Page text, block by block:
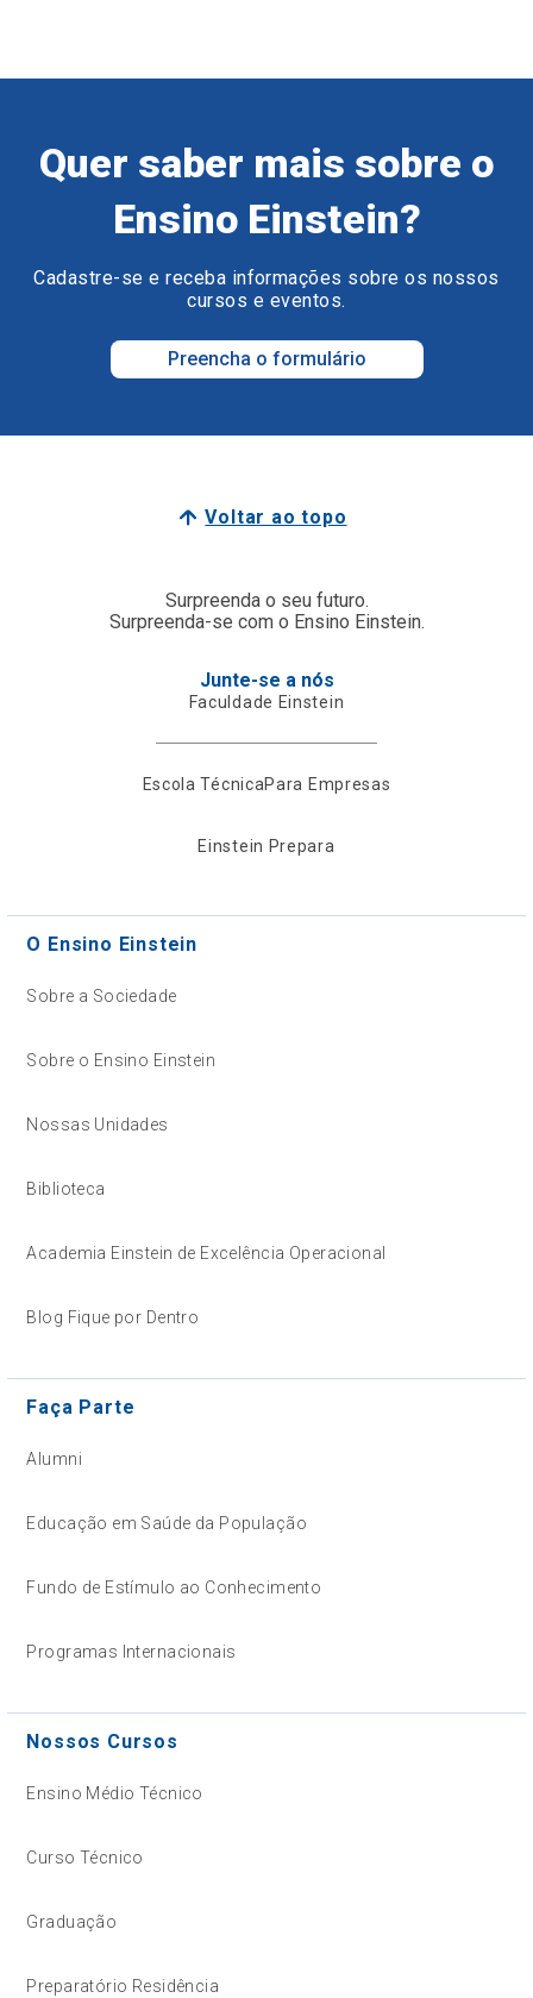
Quer saber mais sobre o
Ensino Einstein?
Cadastre-se e receba informações sobre os nossos
cursos e eventos.
Preencha o formulário
Voltar ao topo
Surpreenda o seu futuro.
Surpreenda-se com o Ensino Einstein.
Junte-se a nós
Faculdade Einstein
Escola TécnicaPara Empresas
Einstein Prepara
O Ensino Einstein
Sobre a Sociedade
Sobre o Ensino Einstein
Nossas Unidades
Biblioteca
Academia Einstein de Excelência Operacional
Blog Fique por Dentro
Faça Parte
Alumni
Educação em Saúde da População
Fundo de Estímulo ao Conhecimento
Programas Internacionais
Nossos Cursos
Ensino Médio Técnico
Curso Técnico
Graduação
Preparatório Residência